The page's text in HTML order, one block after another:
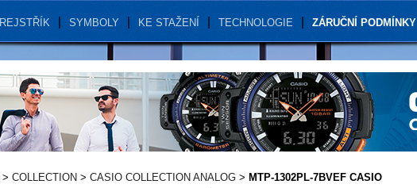
REJSTŘÍK SYMBOLY KE STAŽENÍ TECHNOLOGIE ZÁRUČNÍ PODMÍNKY
> COLLECTION > CASIO COLLECTION ANALOG > MTP-1302PL-7BVEF CASIO